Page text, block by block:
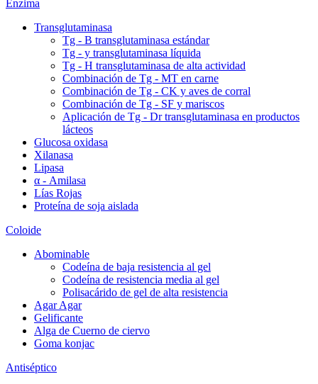
Enzima
Transglutaminasa
Tg - B transglutaminasa estándar
Tg - y transglutaminasa líquida
Tg - H transglutaminasa de alta actividad
Combinación de Tg - MT en carne
Combinación de Tg - CK y aves de corral
Combinación de Tg - SF y mariscos
Aplicación de Tg - Dr transglutaminasa en productos
lácteos
Glucosa oxidasa
Xilanasa
Lipasa
α - Amilasa
Lías Rojas
Proteína de soja aislada
Coloide
Abominable
Codeína de baja resistencia al gel
Codeína de resistencia media al gel
Polisacárido de gel de alta resistencia
Agar Agar
Gelificante
Alga de Cuerno de ciervo
Goma konjac
Antiséptico